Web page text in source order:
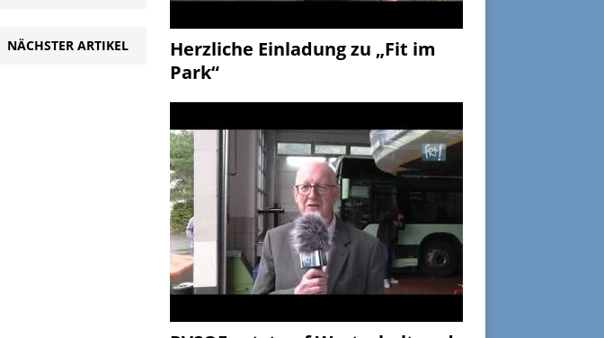
NÄCHSTER ARTIKEL
Herzliche Einladung zu „Fit im
Park“